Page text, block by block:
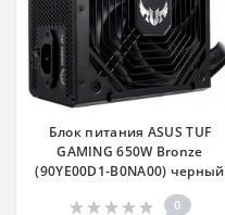
Блок питания ASUS TUF
GAMING 650W Bronze
(90YE00D1-B0NA00) черный
0